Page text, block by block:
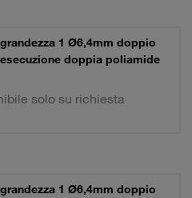
1 Ø6,4mm doppio
doppia poliamide
solo su richiesta
1 Ø6,4mm doppio